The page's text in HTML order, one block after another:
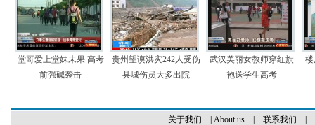
堂哥爱上堂妹未果 高考
前强碱袭击
贵州望谟洪灾242人受伤
县城伤员大多出院
武汉美丽女教师穿红旗
袍送学生高考
楼
关于我们 About us| 联系我们